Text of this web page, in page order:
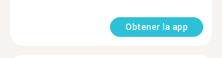
Obtener la app